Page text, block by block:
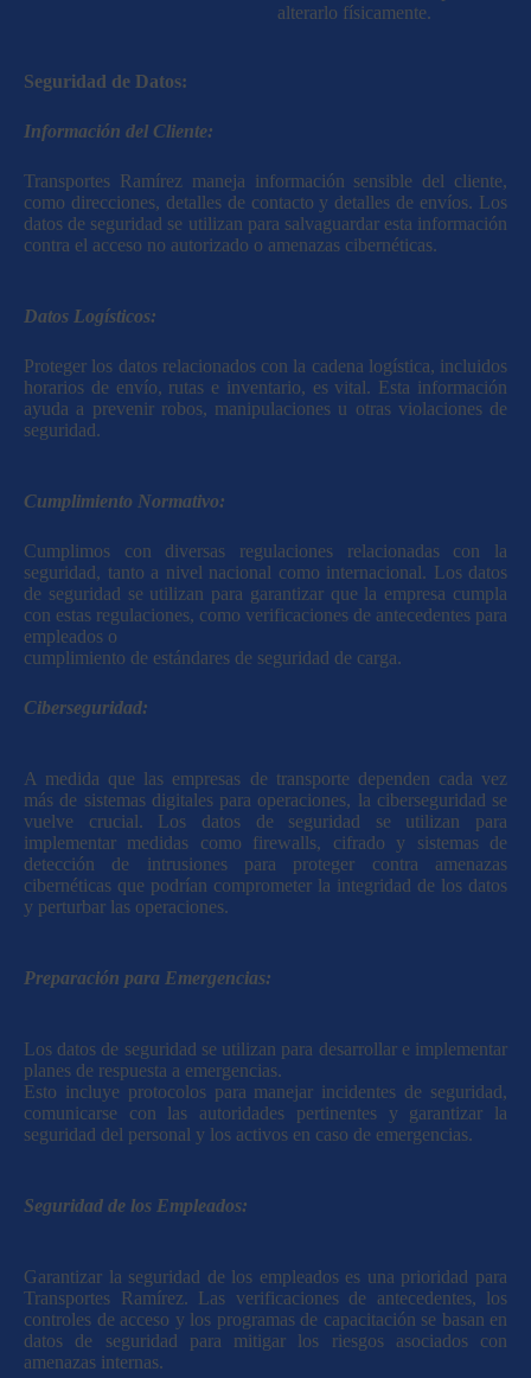
alterarlo físicamente.
Seguridad de Datos:
Información del Cliente:
Transportes Ramírez maneja información sensible del cliente,
como direcciones, detalles de contacto y detalles de envíos. Los
datos de seguridad se utilizan para salvaguardar esta información
contra el acceso no autorizado o amenazas cibernéticas.
Datos Logísticos:
Proteger los datos relacionados con la cadena logística, incluidos
horarios de envío, rutas e inventario, es vital. Esta información
ayuda a prevenir robos, manipulaciones u otras violaciones de
seguridad.
Cumplimiento Normativo:
Cumplimos con diversas regulaciones relacionadas con la
seguridad, tanto a nivel nacional como internacional. Los datos
de seguridad se utilizan para garantizar que la empresa cumpla
con estas regulaciones, como verificaciones de antecedentes para
empleados o
cumplimiento de estándares de seguridad de carga.
Ciberseguridad:
A medida que las empresas de transporte dependen cada vez
más de sistemas digitales para operaciones, la ciberseguridad se
vuelve crucial. Los datos de seguridad se utilizan para
implementar medidas como firewalls, cifrado y sistemas de
detección de intrusiones para proteger contra amenazas
cibernéticas que podrían comprometer la integridad de los datos
y perturbar las operaciones.
Preparación para Emergencias:
Los datos de seguridad se utilizan para desarrollar e implementar
planes de respuesta a emergencias.
Esto incluye protocolos para manejar incidentes de seguridad,
comunicarse con las autoridades pertinentes y garantizar la
seguridad del personal y los activos en caso de emergencias.
Seguridad de los Empleados:
Garantizar la seguridad de los empleados es una prioridad para
Transportes Ramírez. Las verificaciones de antecedentes, los
controles de acceso y los programas de capacitación se basan en
datos de seguridad para mitigar los riesgos asociados con
amenazas internas.